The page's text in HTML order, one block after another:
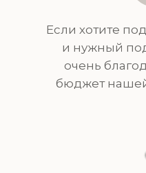
Если хотите
и нужный
очень
бюджет